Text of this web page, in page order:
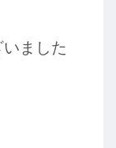
ました